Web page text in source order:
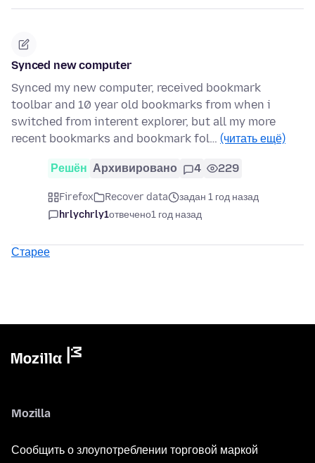
Synced new computer
Synced my new computer, received bookmark
toolbar and 10 year old bookmarks from when i
switched from interent explorer, but all my more
recent bookmarks and bookmark fol… (читать ещё)
Решён Архивировано 4 229
Firefox Recover data
задан 1 год назад
hrlychrly1отвечено1 год назад
Старее
Mozilla
Сообщить о злоупотреблении торговой маркой